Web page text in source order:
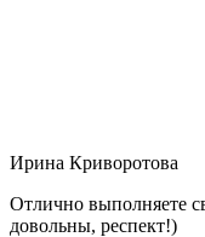
Ирина Криворотова
Отлично выполняете
довольны, респект!)